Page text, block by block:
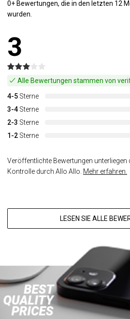
0+ Bewertungen, die in den letzten 12
wurden.
3
Alle Bewertungen stammen von
4-5 Sterne
3-4 Sterne
2-3 Sterne
1-2 Sterne
Veröffentlichte Bewertungen unterliegen
Kontrolle durch Allo Allo. Mehr erfahren.
LESEN SIE ALLE